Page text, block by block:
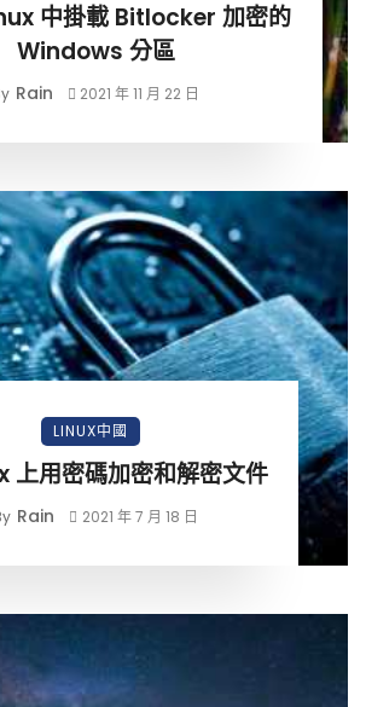
中掛載 Bitlocker 加密的
Windows 分區
Rain 2021 年 11 月 22 日
LINUX中國
上用密碼加密和解密文件
Rain 2021 年 7 月 18 日